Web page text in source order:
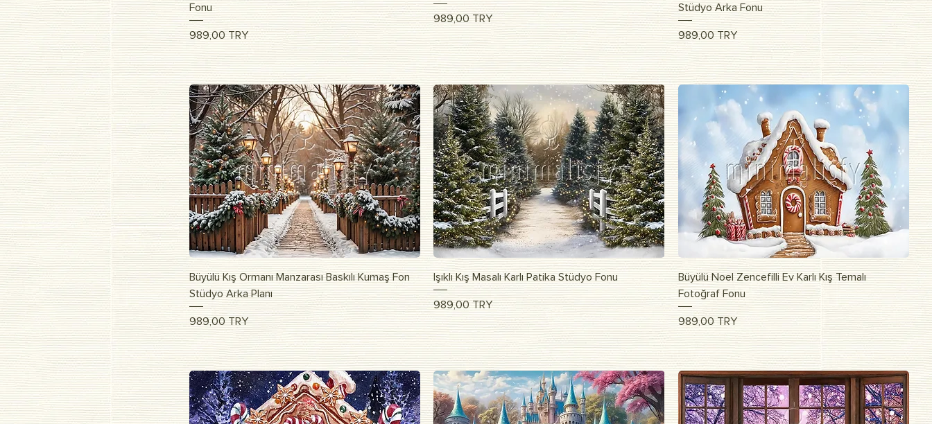
Fonu
Prezzo
989,00 TRY
Prezzo
989,00 TRY
Stüdyo Arka Fonu
Prezzo
989,00 TRY
Vista rapida
Büyülü Kış Ormanı Manzarası Baskılı Kumaş Fon
Stüdyo Arka Planı
Prezzo
989,00 TRY
Vista rapida
Işıklı Kış Masalı Karlı Patika Stüdyo Fonu
Prezzo
989,00 TRY
Vista rapida
Büyülü Noel Zencefilli Ev Karlı Kış Temalı
Fotoğraf Fonu
Prezzo
989,00 TRY